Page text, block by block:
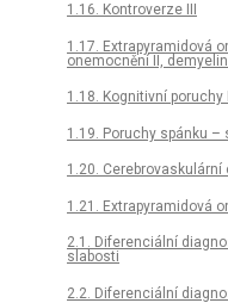
1.16. Kontroverze III
1.17. Extrapyramidová
onemocnění II,
1.18. Kognitivní poruchy II
1.19. Poruchy spánku –
1.20. Cerebrovaskulární
1.21. Extrapyramidová
2.1. Diferenciální
slabosti
2.2. Diferenciální